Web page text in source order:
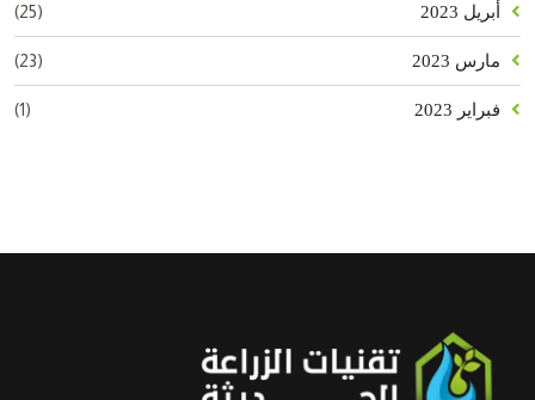
أبريل 2023 (25)
مارس 2023 (23)
فبراير 2023 (1)